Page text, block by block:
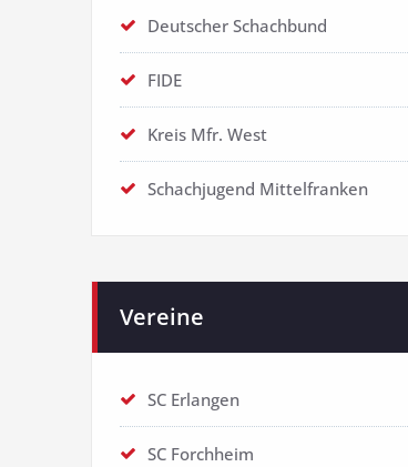
Deutscher Schachbund
FIDE
Kreis Mfr. West
Schachjugend Mittelfranken
Vereine
SC Erlangen
SC Forchheim